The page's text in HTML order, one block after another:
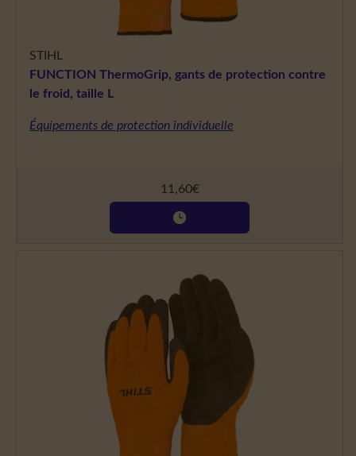
STIHL
FUNCTION ThermoGrip, gants de protection contre
le froid, taille L
Équipements de protection individuelle
11,60€